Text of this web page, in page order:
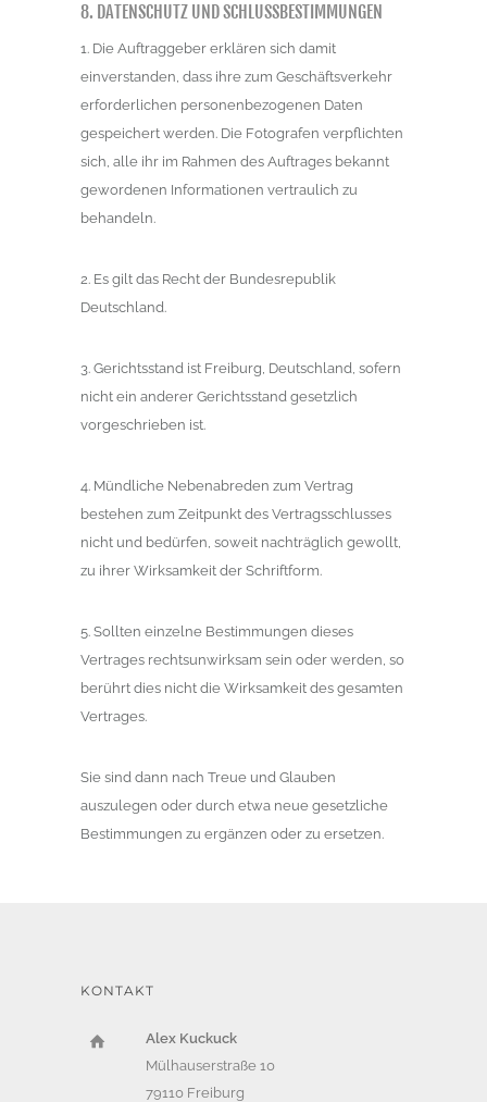
8. DATENSCHUTZ UND SCHLUSSBESTIMMUNGEN
1. Die Auftraggeber erklären sich damit
einverstanden, dass ihre zum Geschäftsverkehr
erforderlichen personenbezogenen Daten
gespeichert werden. Die Fotografen verpflichten
sich, alle ihr im Rahmen des Auftrages bekannt
gewordenen Informationen vertraulich zu
behandeln.
2. Es gilt das Recht der Bundesrepublik
Deutschland.
3. Gerichtsstand ist Freiburg, Deutschland, sofern
nicht ein anderer Gerichtsstand gesetzlich
vorgeschrieben ist.
4. Mündliche Nebenabreden zum Vertrag
bestehen zum Zeitpunkt des Vertragsschlusses
nicht und bedürfen, soweit nachträglich gewollt,
zu ihrer Wirksamkeit der Schriftform.
5. Sollten einzelne Bestimmungen dieses
Vertrages rechtsunwirksam sein oder werden, so
berührt dies nicht die Wirksamkeit des gesamten
Vertrages.
Sie sind dann nach Treue und Glauben
auszulegen oder durch etwa neue gesetzliche
Bestimmungen zu ergänzen oder zu ersetzen.
KONTAKT
Alex Kuckuck
Mülhauserstraße 10
79110 Freiburg